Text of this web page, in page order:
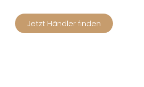
Jetzt Händler finden